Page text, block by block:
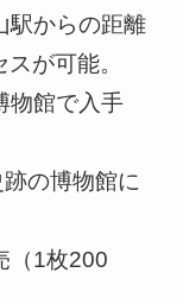
駅からの距離
が可能。
物館で入手
跡の博物館に
（1枚200